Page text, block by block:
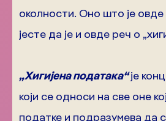
околности. Оно што је овде
јесте да је и овде реч о
„Хигијена података“је
који се односи на све оне
податке и подразумева да